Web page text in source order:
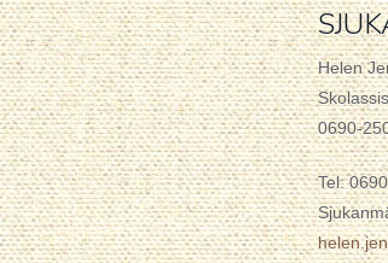
Helen
0690-
Tel: